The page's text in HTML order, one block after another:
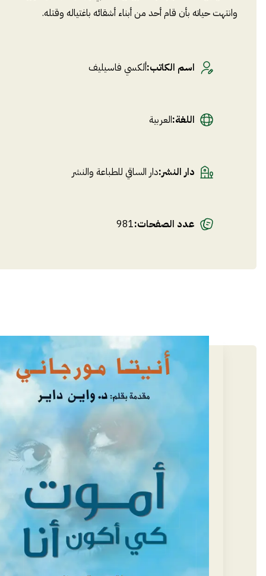
وانتهت حياته بأن قام أحد من أبناء أشقائه باغتياله وقتله.
اسم الكاتب:ألكسي فاسيليف
اللغة:العربية
دار النشر:دار الساقي للطباعة والنشر
عدد الصفحات:
981